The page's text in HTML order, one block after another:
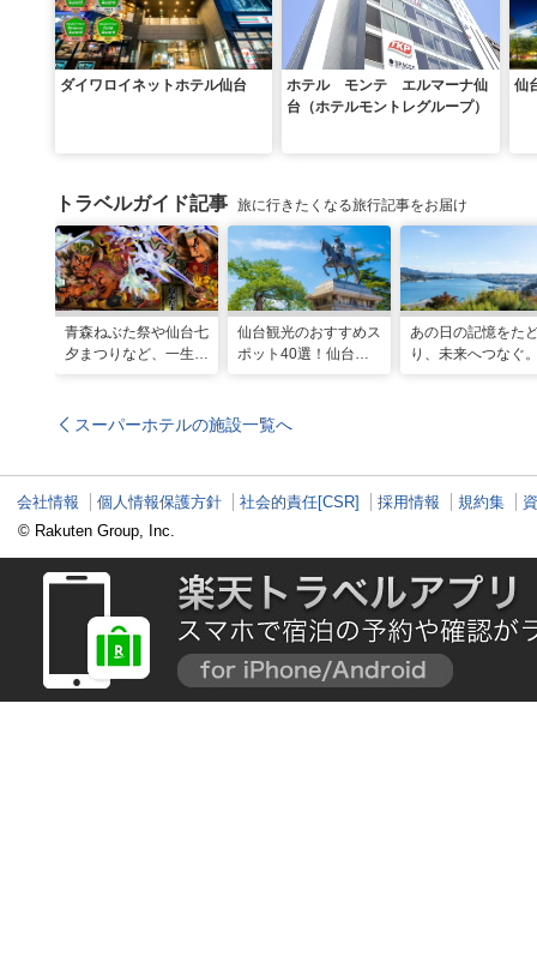
ダイワロイネットホテル仙台
ホテル モンテ エルマーナ仙
台（ホテルモントレグループ）
仙
トラベルガイド記事 旅に行きたくなる旅行記事をお届け
青森ねぶた祭や仙台七
夕まつりなど、一生に
仙台観光のおすすめス
ポット40選！仙台旅
あの日の記憶をた
り、未来へつなぐ
スーパーホテルの施設一覧へ
会社情報 個人情報保護方針 社会的責任[CSR] 採用情報 規約集
© Rakuten Group, Inc.